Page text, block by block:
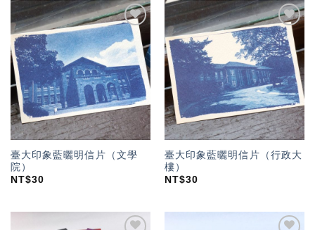
加入
「願
望輕
單」
臺大印象藍曬明信片（文學
院）
NT$30
加入
「願
望輕
單」
臺大印象藍曬明信片（行政大
樓）
NT$30